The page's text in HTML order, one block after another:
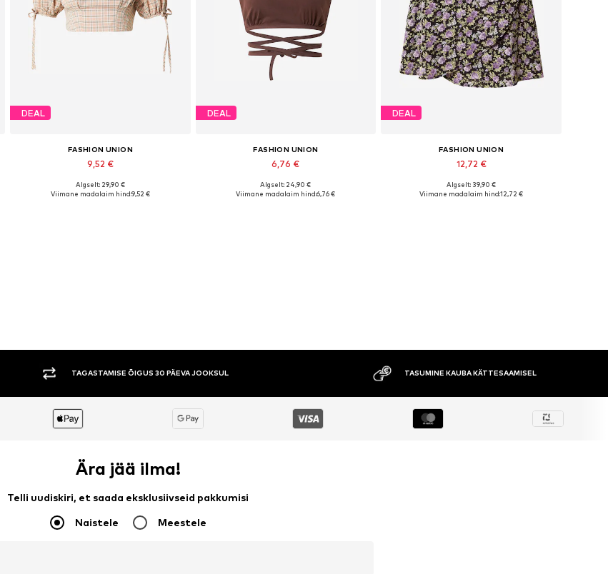
DEAL
FASHION UNION
9,52 €
Saadaolevad suurused: XXL
Algselt: 29,90 €
Viimane madalaim hind:9,52 €
DEAL
FASHION UNION
6,76 €
Saadaolevad suurused: XL, XXL
Algselt: 24,90 €
Viimane madalaim hind:6,76 €
DEAL
FASHION UNION
12,72 €
Saadaolevad suurused: 42
Algselt: 39,90 €
Viimane madalaim hind:12,72 €
TAGASTAMISE ÕIGUS 30 PÄEVA JOOKSUL TASUMINE KAUBA KÄTTESAAMISEL
Ära jää ilma!
Telli uudiskiri, et saada eksklusiivseid pakkumisi
Naistele Meestele